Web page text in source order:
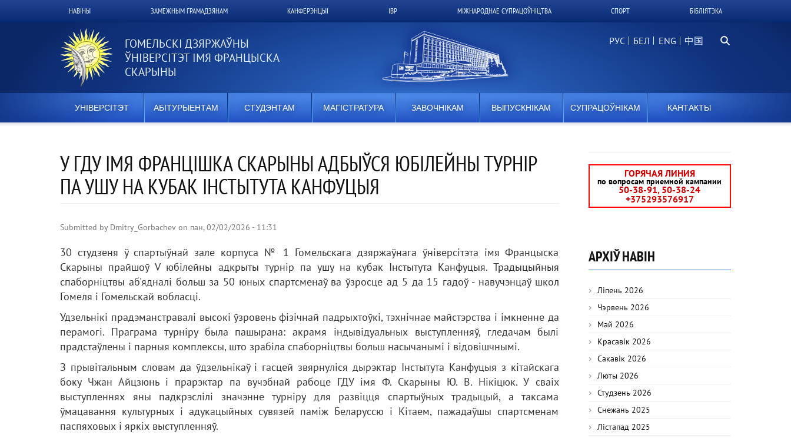
Верхнее
меню
НАВІНЫ ЗАМЕЖНЫМ ГРАМАДЗЯНАМ КАНФЕРЭНЦЫІ ІВР МІЖНАРОДНАЕ СУПРАЦОЎНІЦТВА СПОРТ БІБЛІЯТЭКА
ГОМЕЛЬСКІ ДЗЯРЖАЎНЫ
ЎНІВЕРСІТЭТ ІМЯ ФРАНЦЫСКА
СКАРЫНЫ
РУС БЕЛ 中国 Пошук
УНІВЕРСІТЭТ АБІТУРЫЕНТАМ СТУДЭНТАМ МАГІСТРАТУРА ЗАВОЧНІКАМ ВЫПУСКНІКАМ СУПРАЦОЎНІКАМ КАНТАКТЫ
У ГДУ ІМЯ ФРАНЦІШКА СКАРЫНЫ АДБЫЎСЯ ЮБІЛЕЙНЫ ТУРНІР
ПА УШУ НА КУБАК ІНСТЫТУТА КАНФУЦЫЯ
Submitted by Dmitry_Gorbachev on пан, 02/02/2026 - 11:31
30 студзеня ў спартыўнай зале корпуса № 1 Гомельскага дзяржаўнага ўніверсітэта імя Францыска
Скарыны прайшоў V юбілейны адкрыты турнір па ушу на кубак Інстытута Канфуцыя. Традыцыйныя
спаборніцтвы аб'ядналі больш за 50 юных спартсменаў ва ўзросце ад 5 да 15 гадоў - навучэнцаў школ
Гомеля і Гомельскай вобласці.
Удзельнікі прадэманстравалі высокі ўзровень фізічнай падрыхтоўкі, тэхнічнае майстэрства і імкненне да
перамогі. Праграма турніру была пашырана: акрамя індывідуальных выступленняў, гледачам былі
прадстаўлены і парныя комплексы, што зрабіла спаборніцтвы больш насычанымі і відовішчнымі.
З прывітальным словам да ўдзельнікаў і гасцей звярнуліся дырэктар Інстытута Канфуцыя з кітайскага
боку Чжан Айцзюнь і прарэктар па вучэбнай рабоце ГДУ імя Ф. Скарыны Ю. В. Нікіцюк. У сваіх
выступленнях яны падкрэслілі значэнне турніру для развіцця спартыўных традыцый, а таксама
ўмацавання культурных і адукацыйных сувязей паміж Беларуссю і Кітаем, пажадаўшы спартсменам
паспяховых і яркіх выступленняў.
ГОРЯЧАЯ ЛИНИЯ
по вопросам приемной кампании
50-38-91, 50-38-24
+375293576917
АРХІЎ НАВІН
Ліпень 2026
Чэрвень 2026
Май 2026
Красавік 2026
Сакавік 2026
Люты 2026
Студзень 2026
Снежань 2025
Лістапад 2025